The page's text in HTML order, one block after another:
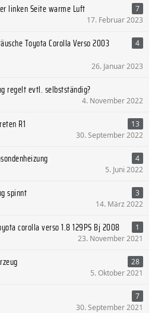
linken Seite warme Luft
7
17. Februar 2023
Toyota Corolla Verso 2003
4
26. Januar 2023
regelt evtl. selbstständig?
4. November 2022
R1
13
30. September 2022
4
5. Juni 2022
spinnt
3
14. März 2022
corolla verso 1.8 129PS Bj 2008
1
23. November 2021
28
5. Oktober 2021
7
30. September 2021